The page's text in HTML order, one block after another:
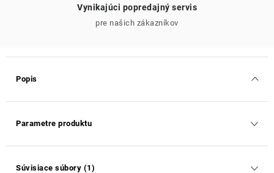
Vynikajúci popredajný servis
pre našich zákazníkov
Popis
Parametre produktu
Súvisiace súbory (1)